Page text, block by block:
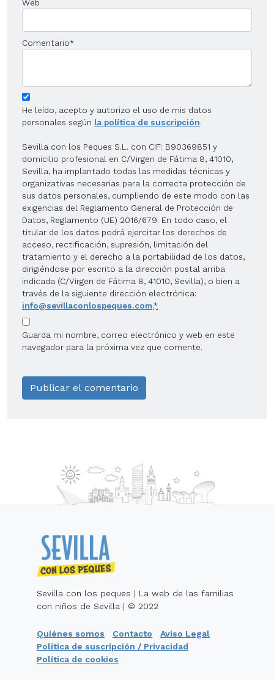
Web
Comentario*
He leído, acepto y autorizo el uso de mis datos
personales según la política de suscripción.
Sevilla con los Peques S.L. con CIF: B90369851 y
domicilio profesional en C/Virgen de Fátima 8, 41010,
Sevilla, ha implantado todas las medidas técnicas y
organizativas necesarias para la correcta protección de
sus datos personales, cumpliendo de este modo con las
exigencias del Reglamento General de Protección de
Datos, Reglamento (UE) 2016/679. En todo caso, el
titular de los datos podrá ejercitar los derechos de
acceso, rectificación, supresión, limitación del
tratamiento y el derecho a la portabilidad de los datos,
dirigiéndose por escrito a la dirección postal arriba
indicada (C/Virgen de Fátima 8, 41010, Sevilla), o bien a
través de la siguiente dirección electrónica:
info@sevillaconlospeques.com.*
Guarda mi nombre, correo electrónico y web en este
navegador para la próxima vez que comente.
Sevilla con los peques | La web de las familias
con niños de Sevilla | © 2022
Quiénes somos Contacto
Aviso Legal
Política de suscripción / Privacidad
Política de cookies